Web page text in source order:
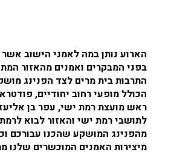
הארוע נותן במה לאמני הישוב
בפני המבקרים ואמנים מהאזור
התרבות בית מרים לצד הפנינג
הכולל מופעי רחוב יחודיים,
ראש מועצת רמת ישי, עפר בן
לתושבי רמת ישי והאזור לבוא
מהפנינג המושקע שהכנו עבורכם
מיצירות האמנים המוכשרים שלנו